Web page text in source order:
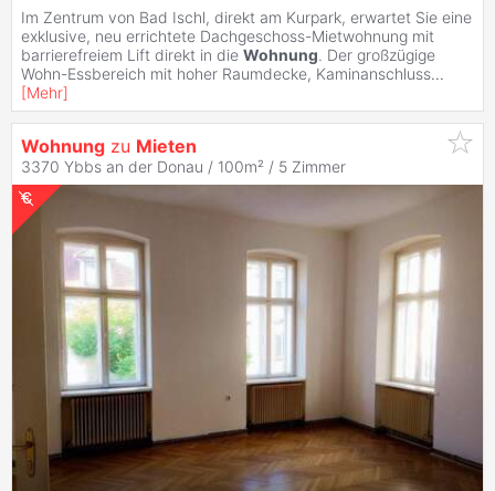
Im Zentrum von Bad Ischl, direkt am Kurpark, erwartet Sie eine
exklusive, neu errichtete Dachgeschoss-Mietwohnung mit
barrierefreiem Lift direkt in die Wohnung. Der großzügige
Wohn-Essbereich mit hoher Raumdecke, Kaminanschluss...
[Mehr]
Wohnung zu Mieten
3370 Ybbs an der Donau / 100m² / 5 Zimmer